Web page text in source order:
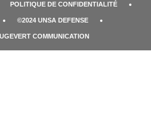
POLITIQUE DE CONFIDENTIALITÉ
©2024 UNSA DEFENSE
COMMUNICATION